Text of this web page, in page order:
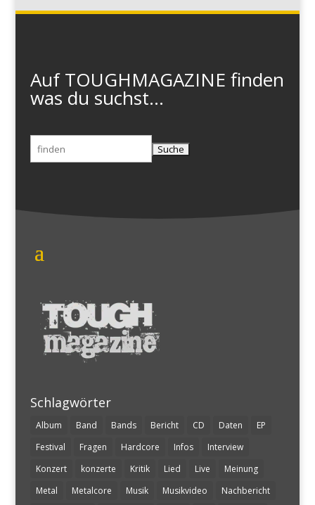
Auf TOUGHMAGAZINE finden
was du suchst...
Suchen
nach:
Schlagwörter
Album Band Bands Bericht CD Daten
EP
Festival
Fragen Hardcore Infos
Interview
Konzert
konzerte Kritik Lied Live
Meinung
Metal
Metalcore Musik Musikvideo Nachbericht